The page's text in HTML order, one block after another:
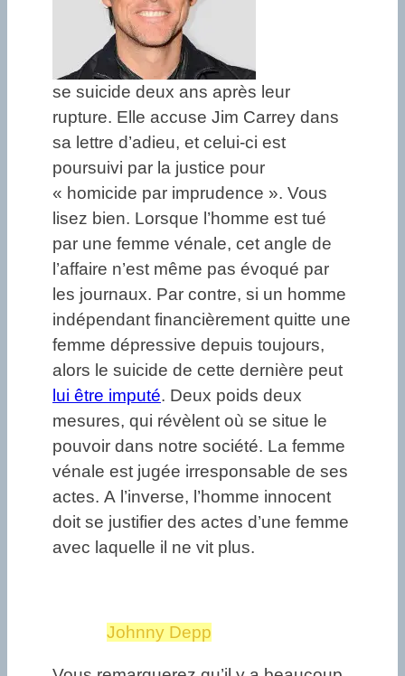
se suicide deux ans après leur
rupture. Elle accuse Jim Carrey dans
sa lettre d’adieu, et celui-ci est
poursuivi par la justice pour
« homicide par imprudence ». Vous
lisez bien. Lorsque l’homme est tué
par une femme vénale, cet angle de
l’affaire n’est même pas évoqué par
les journaux. Par contre, si un homme
indépendant financièrement quitte une
femme dépressive depuis toujours,
alors le suicide de cette dernière peut
lui être imputé. Deux poids deux
mesures, qui révèlent où se situe le
pouvoir dans notre société. La femme
vénale est jugée irresponsable de ses
actes. A l’inverse, l’homme innocent
doit se justifier des actes d’une femme
avec laquelle il ne vit plus.
Johnny Depp